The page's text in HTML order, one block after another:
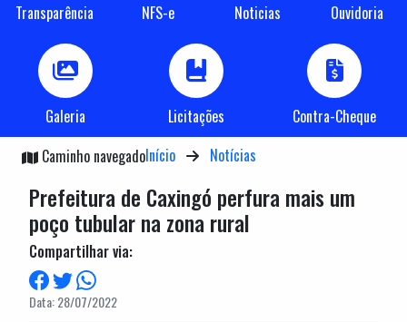
Transparência NFS-e Noticias Ouvidoria
Galeria Licitações
Contra-Cheque
Caminho navegadoInício Notícias
Prefeitura de Caxingó perfura mais um
poço tubular na zona rural
Compartilhar via:
Data: 28/07/2022